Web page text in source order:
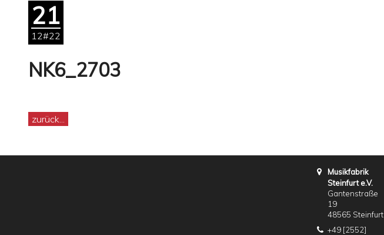
21
12#22
NK6_2703
zurück...
Musikfabrik
Steinfurt e.V.
Gantenstraße
19
48565 Steinfurt
+49 [2552]